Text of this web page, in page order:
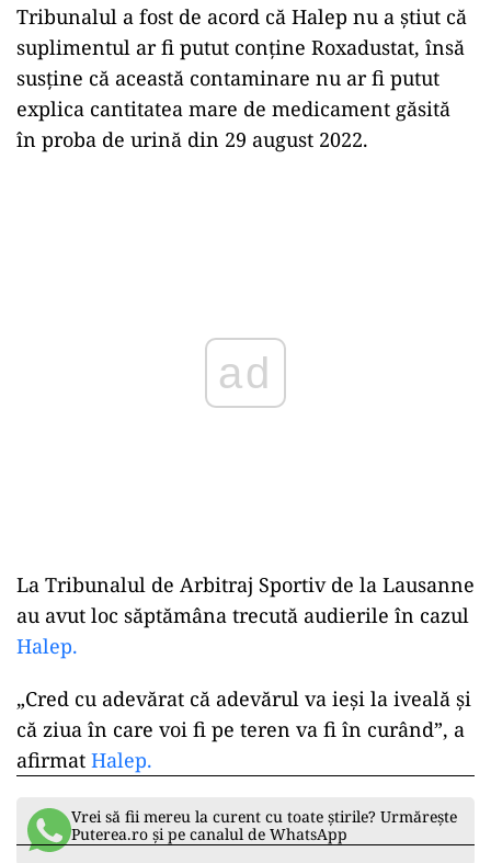
Tribunalul a fost de acord că Halep nu a ştiut că
suplimentul ar fi putut conţine Roxadustat, însă
susține că această contaminare nu ar fi putut
explica cantitatea mare de medicament găsită
în proba de urină din 29 august 2022.
ad
La Tribunalul de Arbitraj Sportiv de la Lausanne
au avut loc săptămâna trecută audierile în cazul
Halep.
„Cred cu adevărat că adevărul va ieşi la iveală şi
că ziua în care voi fi pe teren va fi în curând”, a
afirmat Halep.
Vrei să fii mereu la curent cu toate știrile? Urmărește
Puterea.ro și pe canalul de WhatsApp